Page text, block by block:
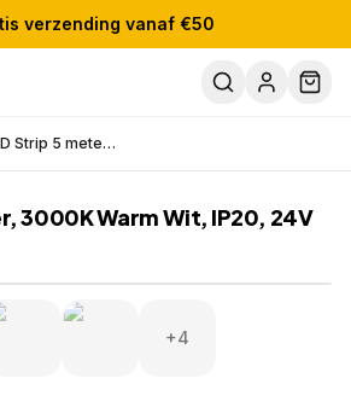
verzending vanaf €50
LED Strip 5 meter, 3000K Warm Wit, IP20, 24V
3000K Warm Wit, IP20, 24V
3800157676113
+4